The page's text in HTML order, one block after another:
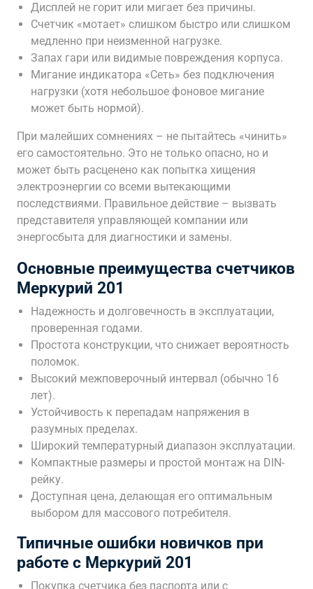
Дисплей не горит или мигает без причины.
Счетчик «мотает» слишком быстро или слишком
медленно при неизменной нагрузке.
Запах гари или видимые повреждения корпуса.
Мигание индикатора «Сеть» без подключения
нагрузки (хотя небольшое фоновое мигание
может быть нормой).
При малейших сомнениях – не пытайтесь «чинить»
его самостоятельно. Это не только опасно, но и
может быть расценено как попытка хищения
электроэнергии со всеми вытекающими
последствиями. Правильное действие – вызвать
представителя управляющей компании или
энергосбыта для диагностики и замены.
Основные преимущества счетчиков
Меркурий 201
Надежность и долговечность в эксплуатации,
проверенная годами.
Простота конструкции, что снижает вероятность
поломок.
Высокий межповерочный интервал (обычно 16
лет).
Устойчивость к перепадам напряжения в
разумных пределах.
Широкий температурный диапазон эксплуатации.
Компактные размеры и простой монтаж на DIN-
рейку.
Доступная цена, делающая его оптимальным
выбором для массового потребителя.
Типичные ошибки новичков при
работе с Меркурий 201
Покупка счетчика без паспорта или с